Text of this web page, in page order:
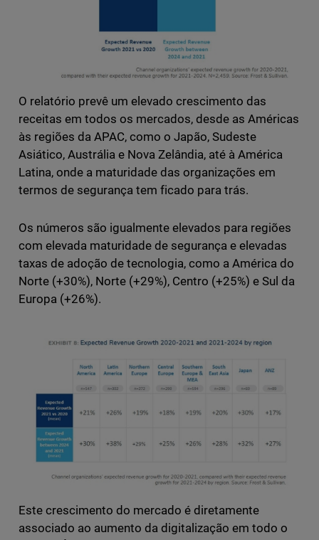
O relatório prevê um elevado crescimento das
receitas em todos os mercados, desde as Américas
às regiões da APAC, como o Japão, Sudeste
Asiático, Austrália e Nova Zelândia, até à América
Latina, onde a maturidade das organizações em
termos de segurança tem ficado para trás.
Os números são igualmente elevados para regiões
com elevada maturidade de segurança e elevadas
taxas de adoção de tecnologia, como a América do
Norte (+30%), Norte (+29%), Centro (+25%) e Sul da
Europa (+26%).
Este crescimento do mercado é diretamente
associado ao aumento da digitalização em todo o